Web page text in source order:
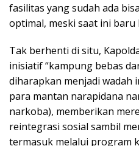
fasilitas yang sudah ada
optimal, meski saat ini
Tak berhenti di situ,
inisiatif “kampung bebas
diharapkan menjadi
para mantan narapidana
narkoba), memberikan
reintegrasi sosial sambil
termasuk melalui program